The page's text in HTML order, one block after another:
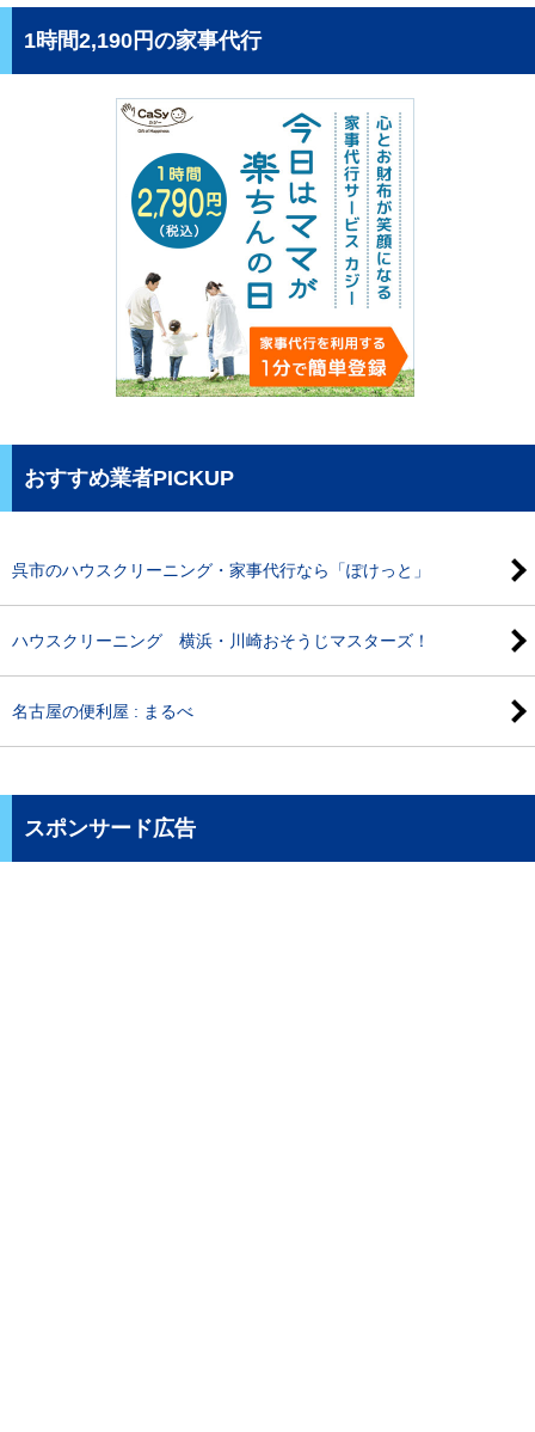
1時間2,190円の家事代行
おすすめ業者PICKUP
呉市のハウスクリーニング・家事代行なら「ぽけっと」
ハウスクリーニング 横浜・川崎おそうじマスターズ！
名古屋の便利屋 : まるべ
スポンサード広告